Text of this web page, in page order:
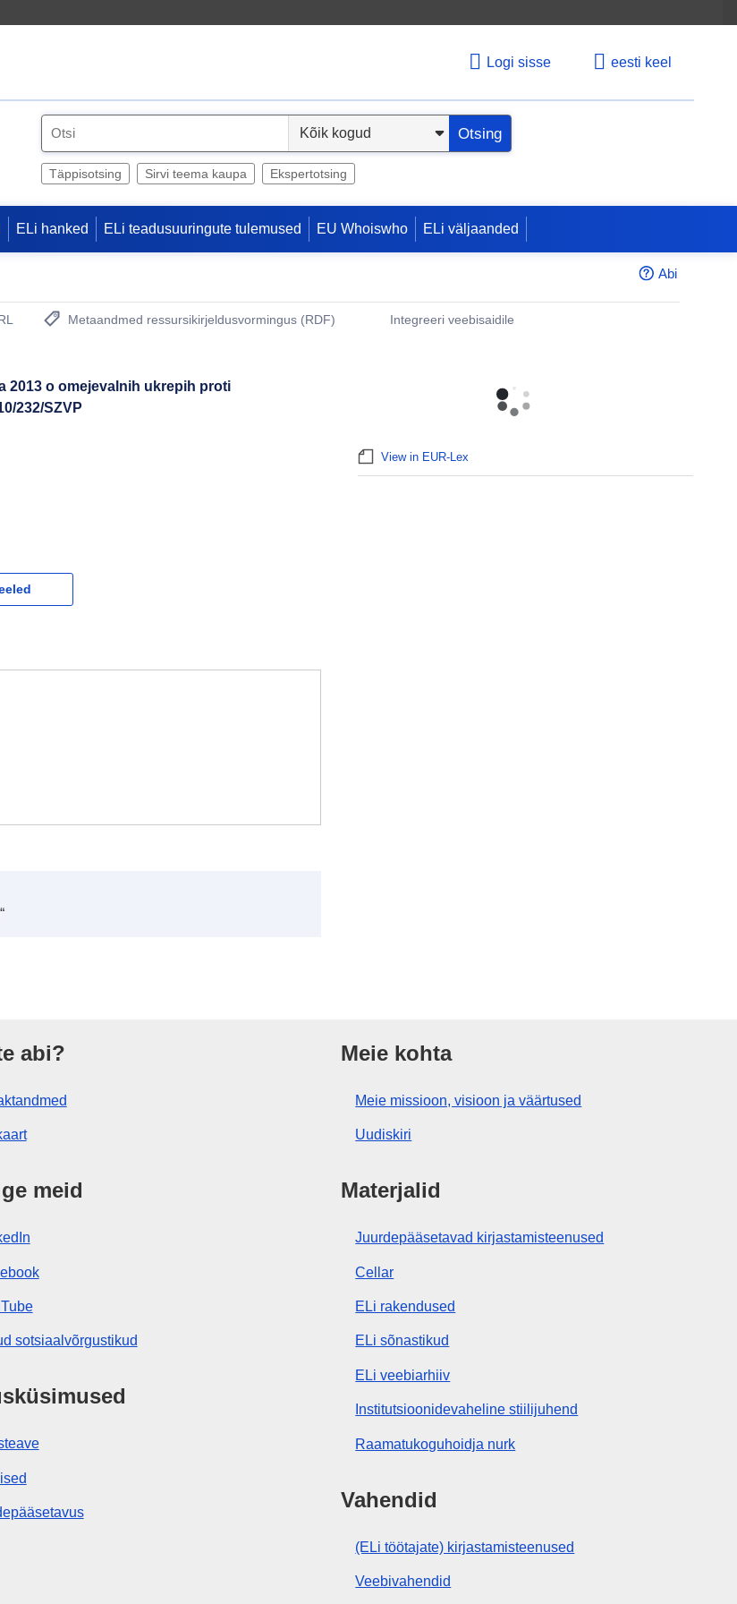
Logi sisse eesti keel
e
Otsing
Täppisotsing Sirvi teema kaupa Ekspertotsing
ELi hanked ELi teadusuuringute tulemused EU Whoiswho ELi väljaanded
Abi
Metaandmed ressursikirjeldusvormingus (RDF)
Integreeri veebisaidile
2013 o omejevalnih ukrepih proti
232/SZVP
View in EUR-Lex
abi?
meid
sotsiaalvõrgustikud
Meie kohta
Meie missioon, visioon ja väärtused
Uudiskiri
Materjalid
Juurdepääsetavad kirjastamisteenused
Cellar
ELi rakendused
ELi sõnastikud
ELi veebiarhiiv
Institutsioonidevaheline stiilijuhend
Raamatukoguhoidja nurk
Vahendid
(ELi töötajate) kirjastamisteenused
Veebivahendid